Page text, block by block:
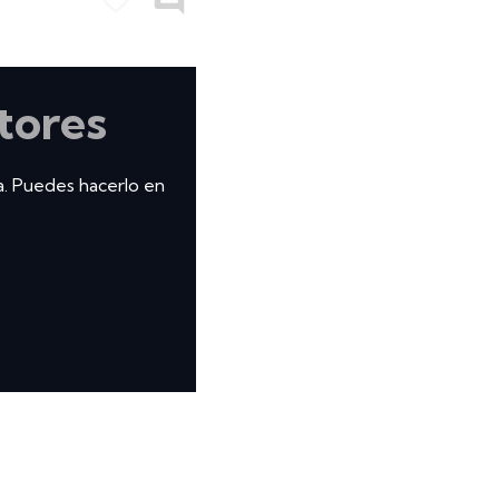
Puedes hacerlo en